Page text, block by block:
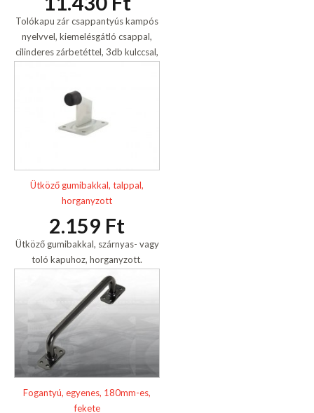
Tolókapu zár csappantyús kampós
nyelvvel, kiemelésgátló csappal,
cilinderes zárbetéttel, 3db kulccsal,
Ütköző gumibakkal, talppal,
horganyzott
2.159 Ft
Ütköző gumibakkal, szárnyas- vagy
toló kapuhoz, horganyzott.
Fogantyú, egyenes, 180mm-es,
fekete